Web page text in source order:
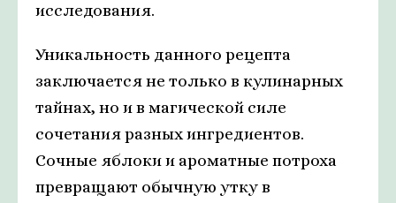
исследования.
Уникальность данного рецепта
заключается не только в кулинарных
тайнах, но и в магической силе
сочетания разных ингредиентов.
Сочные яблоки и ароматные потроха
превращают обычную утку в